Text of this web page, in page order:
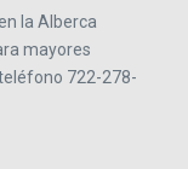
la Alberca
mayores
722-278-